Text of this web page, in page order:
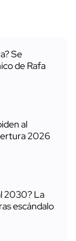
Se
de Rafa
al
2026
2030? La
escándalo